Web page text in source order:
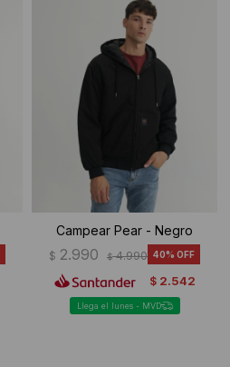
Campear Pear - Negro
$ 2.990 $ 4.990 40
$ 2.542
Llega el lunes - MVD